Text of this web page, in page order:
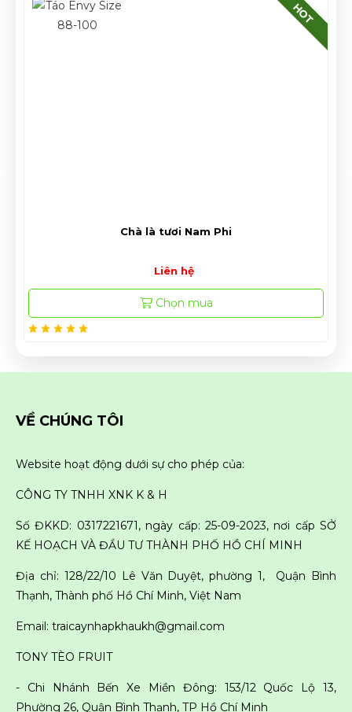
HOT
Lựu Peru Ngọt Size Lớn
Liên hệ
Chọn mua
VỀ CHÚNG TÔI
Website hoạt động dưới sự cho phép của:
CÔNG TY TNHH XNK K & H
Số ĐKKD: 0317221671, ngày cấp: 25-09-2023, nơi cấp SỞ
KẾ HOẠCH VÀ ĐẦU TƯ THÀNH PHỐ HỒ CHÍ MINH
Địa chỉ: 128/22/10 Lê Văn Duyệt, phường 1, Quận Bình
Thạnh, Thành phố Hồ Chí Minh, Việt Nam
Email: traicaynhapkhaukh@gmail.com
TONY TÈO FRUIT
- Chi Nhánh Bến Xe Miền Đông: 153/12 Quốc Lộ 13,
Phường 26, Quận Bình Thạnh, TP Hồ Chí Minh